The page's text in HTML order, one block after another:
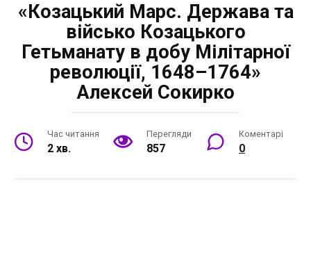
«Козацький Марс. Держава та
військо Козацького
Гетьманату в добу Мілітарної
революції, 1648–1764»
Алексей Сокирко
Час читання
2 хв.
Перегляди
857
Коментарі
0